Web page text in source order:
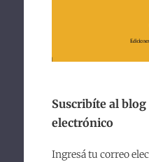
Suscribíte al
electrónico
Ingresá tu correo